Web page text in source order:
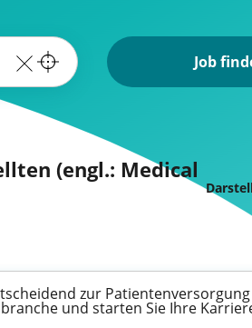
Job
(engl.: Medical
zur
und starten Sie Ihre